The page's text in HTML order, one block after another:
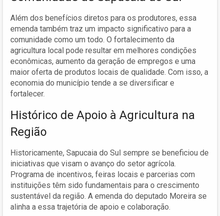
Além dos benefícios diretos para os produtores, essa
emenda também traz um impacto significativo para a
comunidade como um todo. O fortalecimento da
agricultura local pode resultar em melhores condições
econômicas, aumento da geração de empregos e uma
maior oferta de produtos locais de qualidade. Com isso, a
economia do município tende a se diversificar e
fortalecer.
Histórico de Apoio à Agricultura na
Região
Historicamente, Sapucaia do Sul sempre se beneficiou de
iniciativas que visam o avanço do setor agrícola.
Programa de incentivos, feiras locais e parcerias com
instituições têm sido fundamentais para o crescimento
sustentável da região. A emenda do deputado Moreira se
alinha a essa trajetória de apoio e colaboração.